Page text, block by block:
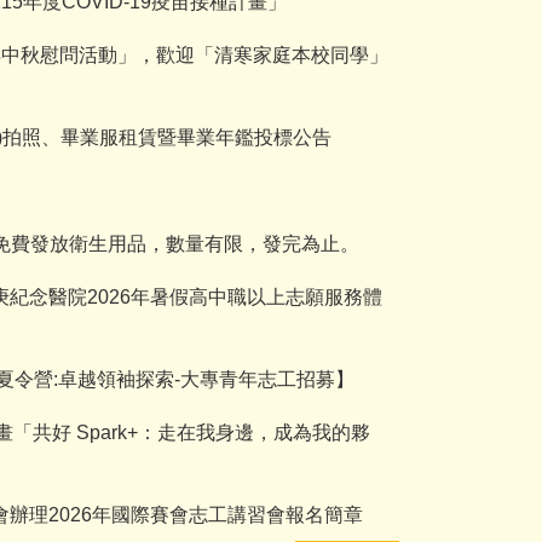
秋慰問活動」，歡迎「清寒家庭本校同學」
照、畢業服租賃暨畢業年鑑投標公告
發放衛生用品，數量有限，發完為止。
念醫院2026年暑假高中職以上志願服務體
營:卓越領袖探索-大專青年志工招募】
共好 Spark+：走在我身邊，成為我的夥
理2026年國際賽會志工講習會報名簡章